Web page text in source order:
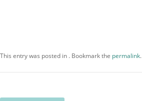
This entry was posted in . Bookmark the permalink.